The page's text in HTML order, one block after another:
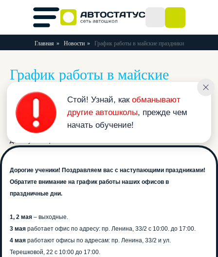
Стой! Узнай, как
другие автошколы, прежде чем
Главная » Новости » График работы в майские праздники
График работы в майские
праздники
« Назад
Дата публикации: 22.04.2019
Дорогие ученики! Поздравляем вас с наступающими праздниками!
Обратите внимание на график работы наших офисов в
праздничные дни.
1, 2 мая – выходные.
3 мая работает офис по адресу: пр. Ленина, 33/2 с 10:00. до 17:00.
4 мая работают офисы по адресам: пр. Ленина, 33/2 и ул.
Терешковой, 22 с 10:00 до 17:00.